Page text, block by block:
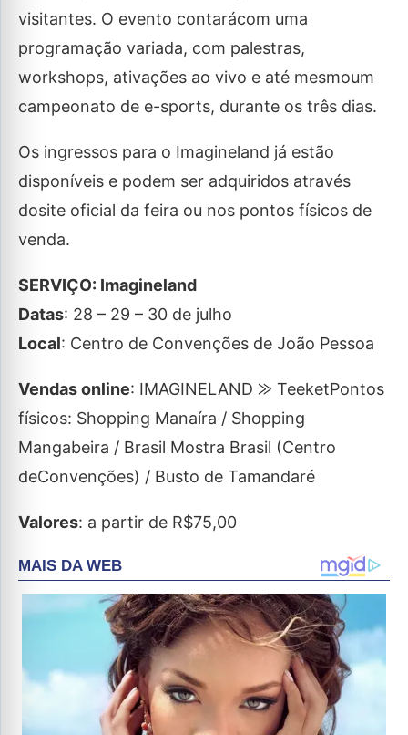
visitantes. O evento contarácom uma
programação variada, com palestras,
workshops, ativações ao vivo e até mesmoum
campeonato de e-sports, durante os três dias.
Os ingressos para o Imagineland já estão
disponíveis e podem ser adquiridos através
dosite oficial da feira ou nos pontos físicos de
venda.
SERVIÇO: Imagineland
Datas: 28 – 29 – 30 de julho
Local: Centro de Convenções de João Pessoa
Vendas online: IMAGINELAND ⨠ TeeketPontos
físicos: Shopping Manaíra / Shopping
Mangabeira / Brasil Mostra Brasil (Centro
deConvenções) / Busto de Tamandaré
Valores: a partir de R$75,00